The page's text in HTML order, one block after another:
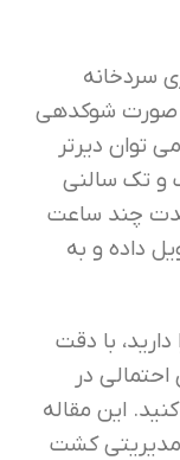
سردخانه
صورت شوکدهی
ها را می توان دیرتر
و تک سالنی
مدت چند ساعت
داده و به
با دقت
احتمالی در
این مقاله
کشت